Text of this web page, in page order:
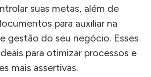
suas metas, além de
para auxiliar na
gestão do seu negócio. Esses
para otimizar processos e
mais assertivas.